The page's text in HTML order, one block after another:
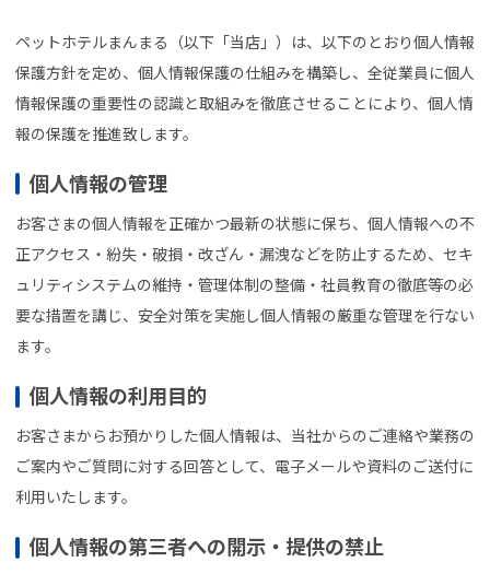
ペットホテルまんまる（以下「当店」）は、以下のとおり個人情報
保護方針を定め、個人情報保護の仕組みを構築し、全従業員に個人
情報保護の重要性の認識と取組みを徹底させることにより、個人情
報の保護を推進致します。
個人情報の管理
お客さまの個人情報を正確かつ最新の状態に保ち、個人情報への不
正アクセス・紛失・破損・改ざん・漏洩などを防止するため、セキ
ュリティシステムの維持・管理体制の整備・社員教育の徹底等の必
要な措置を講じ、安全対策を実施し個人情報の厳重な管理を行ない
ます。
個人情報の利用目的
お客さまからお預かりした個人情報は、当社からのご連絡や業務の
ご案内やご質問に対する回答として、電子メールや資料のご送付に
利用いたします。
個人情報の第三者への開示・提供の禁止